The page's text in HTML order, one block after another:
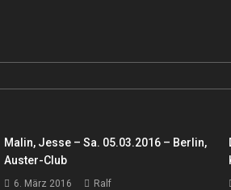
Malin, Jesse – Sa. 05.03.2016 – Berlin,
Auster-Club
6. März 2016 Ralf